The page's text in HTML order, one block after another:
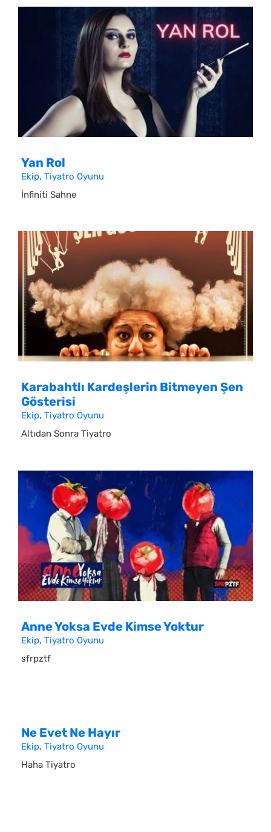
Yan Rol
Ekip, Tiyatro Oyunu
İnfiniti Sahne
Karabahtlı Kardeşlerin Bitmeyen Şen
Gösterisi
Ekip, Tiyatro Oyunu
Altıdan Sonra Tiyatro
Anne Yoksa Evde Kimse Yoktur
Ekip, Tiyatro Oyunu
sfrpztf
Ne Evet Ne Hayır
Ekip, Tiyatro Oyunu
Haha Tiyatro